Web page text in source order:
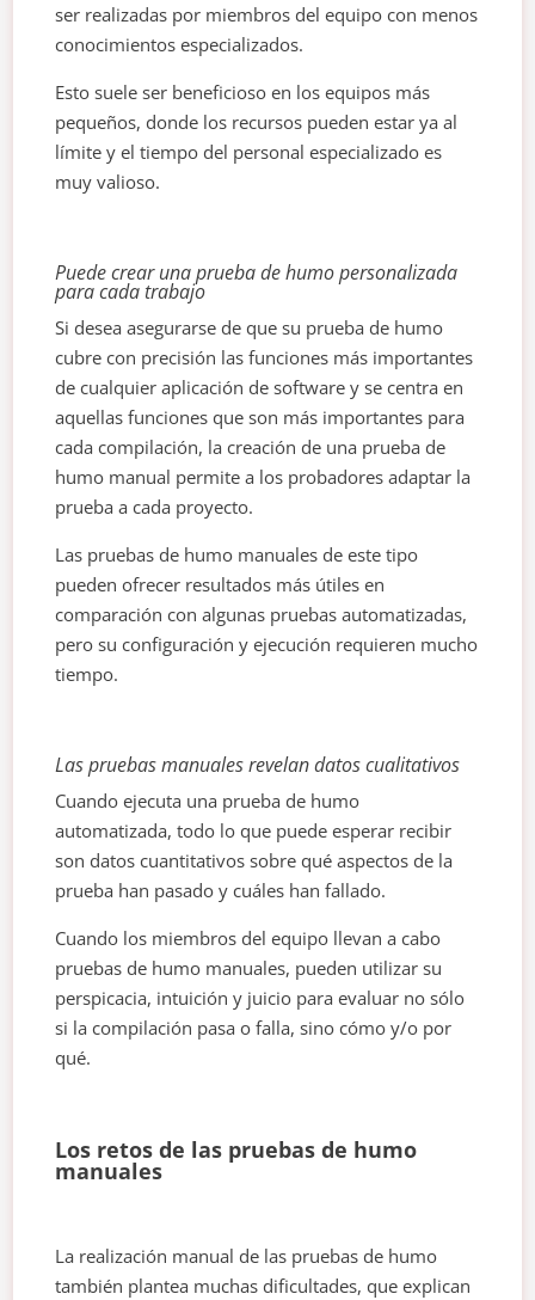
ser realizadas por miembros del equipo con menos
conocimientos especializados.
Esto suele ser beneficioso en los equipos más
pequeños, donde los recursos pueden estar ya al
límite y el tiempo del personal especializado es
muy valioso.
Puede crear una prueba de humo personalizada
para cada trabajo
Si desea asegurarse de que su prueba de humo
cubre con precisión las funciones más importantes
de cualquier aplicación de software y se centra en
aquellas funciones que son más importantes para
cada compilación, la creación de una prueba de
humo manual permite a los probadores adaptar la
prueba a cada proyecto.
Las pruebas de humo manuales de este tipo
pueden ofrecer resultados más útiles en
comparación con algunas pruebas automatizadas,
pero su configuración y ejecución requieren mucho
tiempo.
Las pruebas manuales revelan datos cualitativos
Cuando ejecuta una prueba de humo
automatizada, todo lo que puede esperar recibir
son datos cuantitativos sobre qué aspectos de la
prueba han pasado y cuáles han fallado.
Cuando los miembros del equipo llevan a cabo
pruebas de humo manuales, pueden utilizar su
perspicacia, intuición y juicio para evaluar no sólo
si la compilación pasa o falla, sino cómo y/o por
qué.
Los retos de las pruebas de humo
manuales
La realización manual de las pruebas de humo
también plantea muchas dificultades, que explican